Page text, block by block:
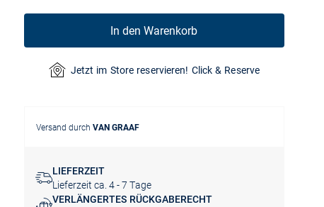
In den Warenkorb
Jetzt im Store reservieren! Click & Reserve
Versand durch VAN GRAAF
LIEFERZEIT
Lieferzeit ca. 4 - 7 Tage
VERLÄNGERTES RÜCKGABERECHT